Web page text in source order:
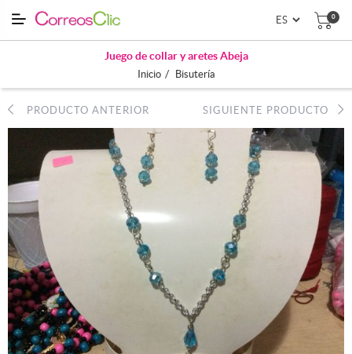
0
Juego de collar y aretes Abeja
Inicio / Bisutería
PRODUCTO ANTERIOR SIGUIENTE PRODUCTO